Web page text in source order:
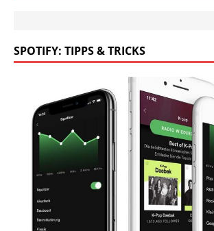
SPOTIFY: TIPPS & TRICKS